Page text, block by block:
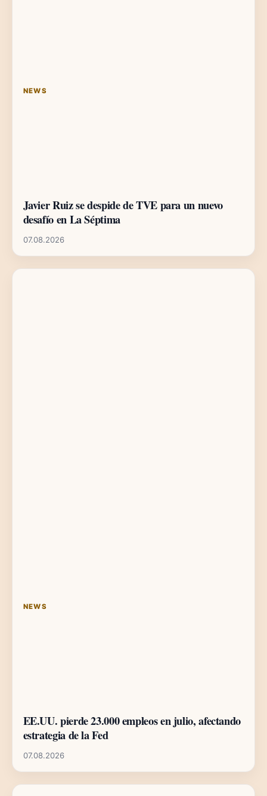
NEWS
Javier Ruiz se despide de TVE para un nuevo
desafío en La Séptima
07.08.2026
NEWS
EE.UU. pierde 23.000 empleos en julio, afectando
estrategia de la Fed
07.08.2026